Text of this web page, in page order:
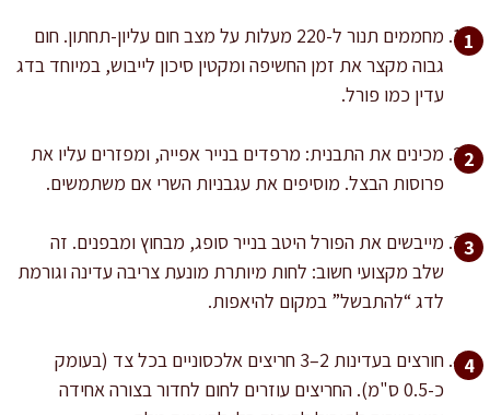
מחממים תנור ל-220 מעלות על מצב חום עליון-תחתון. חום
גבוה מקצר את זמן החשיפה ומקטין סיכון לייבוש, במיוחד בדג
עדין כמו פורל.
מכינים את התבנית: מרפדים בנייר אפייה, ומפזרים עליו את
פרוסות הבצל. מוסיפים את עגבניות השרי אם משתמשים.
מייבשים את הפורל היטב בנייר סופג, מבחוץ ומבפנים. זה
שלב מקצועי חשוב: לחות מיותרת מונעת צריבה עדינה וגורמת
לדג “להתבשל” במקום להיאפות.
חורצים בעדינות 2–3 חריצים אלכסוניים בכל צד (בעומק
כ-0.5 ס"מ). החריצים עוזרים לחום לחדור בצורה אחידה